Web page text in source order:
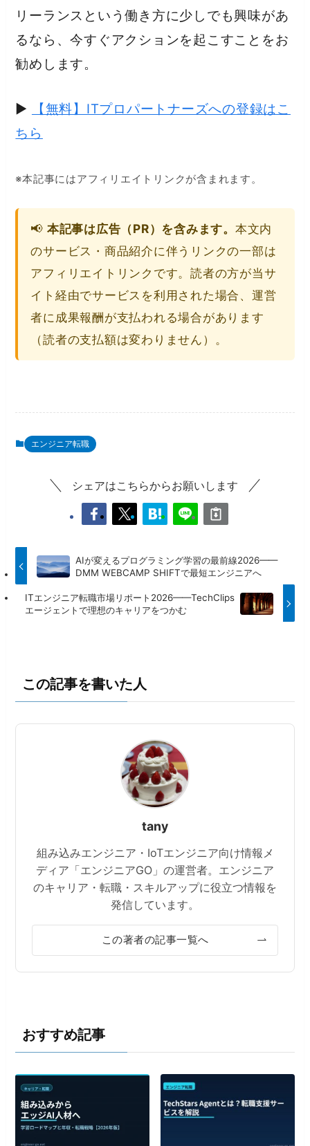
リーランスという働き方に少しでも興味があ
るなら、今すぐアクションを起こすことをお
勧めします。
▶
【無料】ITプロパートナーズへの登録はこ
ちら
※本記事にはアフィリエイトリンクが含まれます。
📢 本記事は広告（PR）を含みます。 本文内
のサービス・商品紹介に伴うリンクの一部は
アフィリエイトリンクです。読者の方が当サ
イト経由でサービスを利用された場合、運営
者に成果報酬が支払われる場合があります
（読者の支払額は変わりません）。
エンジニア転職
シェアはこちらからお願いします
AIが変えるプログラミング学習の最前線2026——
DMM WEBCAMP SHIFTで最短エンジニアへ
ITエンジニア転職市場リポート2026——TechClips
エージェントで理想のキャリアをつかむ
この記事を書いた人
tany
組み込みエンジニア・IoTエンジニア向け情報メ
ディア「エンジニアGO」の運営者。エンジニア
のキャリア・転職・スキルアップに役立つ情報を
発信しています。
この著者の記事一覧へ
おすすめ記事